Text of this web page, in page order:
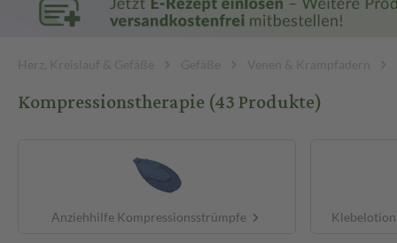
Herz, Kreislauf & Gefäße Gefäße Venen & Krampfadern
Kompressionstherapie(43 Produkte)
Anziehhilfe Kompressionsstrümpfe